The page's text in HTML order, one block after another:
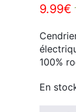
9.99€
100%
En